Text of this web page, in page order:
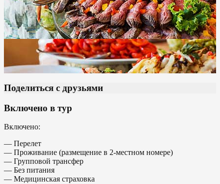
Поделиться с друзьями
Включено в тур
Включено:
— Перелет
— Проживание (размещение в 2-местном номере)
— Групповой трансфер
— Без питания
— Медицинская страховка